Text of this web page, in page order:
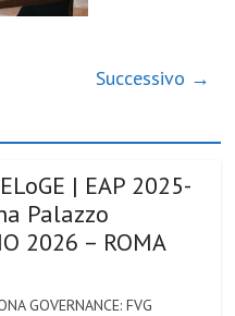
Successivo →
| EAP 2025-
Palazzo
2026 – ROMA
GOVERNANCE: FVG